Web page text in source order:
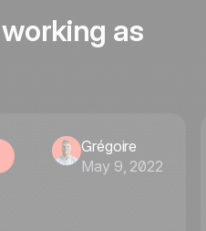
working as
Grégoire
May 9, 2022